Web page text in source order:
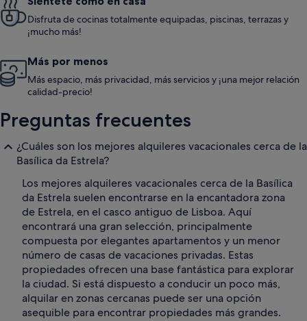
Disfruta de cocinas totalmente equipadas, piscinas, terrazas y
¡mucho más!
Más por menos
Más espacio, más privacidad, más servicios y ¡una mejor relación
calidad-precio!
Preguntas frecuentes
¿Cuáles son los mejores alquileres vacacionales cerca de la
Basílica da Estrela?
Los mejores alquileres vacacionales cerca de la Basílica
da Estrela suelen encontrarse en la encantadora zona
de Estrela, en el casco antiguo de Lisboa. Aquí
encontrará una gran selección, principalmente
compuesta por elegantes apartamentos y un menor
número de casas de vacaciones privadas. Estas
propiedades ofrecen una base fantástica para explorar
la ciudad. Si está dispuesto a conducir un poco más,
alquilar en zonas cercanas puede ser una opción
asequible para encontrar propiedades más grandes.